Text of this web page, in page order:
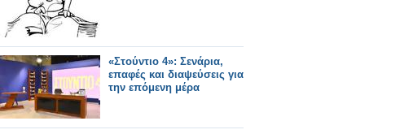
«Στούντιο 4»: Σενάρια,
επαφές και διαψεύσεις για
την επόμενη μέρα